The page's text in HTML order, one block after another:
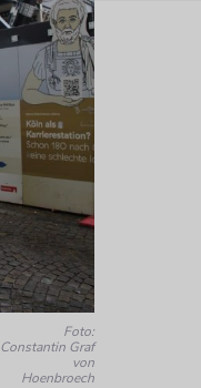
Foto:
Constantin Graf
von
Hoenbroech